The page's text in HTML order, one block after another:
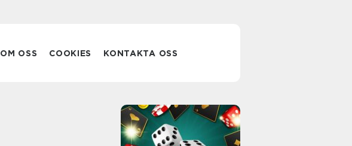
OM OSS COOKIES KONTAKTA OSS